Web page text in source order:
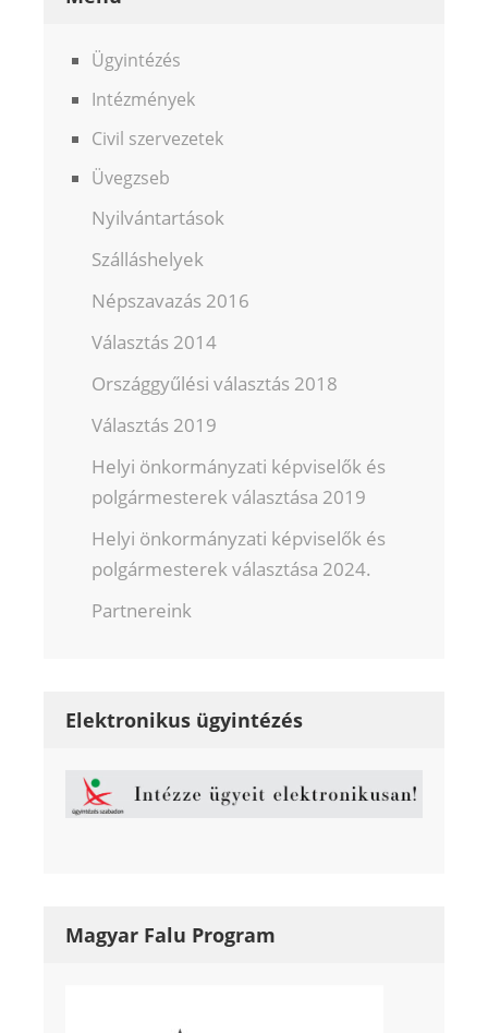
Ügyintézés
Intézmények
Civil szervezetek
Üvegzseb
Nyilvántartások
Szálláshelyek
Népszavazás 2016
Választás 2014
Országgyűlési választás 2018
Választás 2019
Helyi önkormányzati képviselők és
polgármesterek választása 2019
Helyi önkormányzati képviselők és
polgármesterek választása 2024.
Partnereink
Elektronikus ügyintézés
Magyar Falu Program